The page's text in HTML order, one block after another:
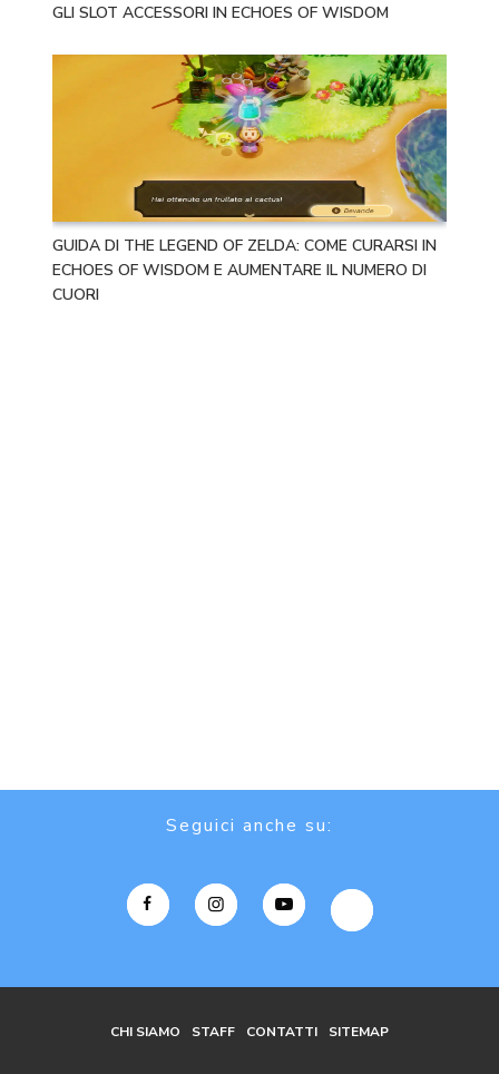
GLI SLOT ACCESSORI IN ECHOES OF WISDOM
GUIDA DI THE LEGEND OF ZELDA: COME CURARSI IN
ECHOES OF WISDOM E AUMENTARE IL NUMERO DI
CUORI
Seguici anche su:
CHI SIAMO STAFF CONTATTI SITEMAP